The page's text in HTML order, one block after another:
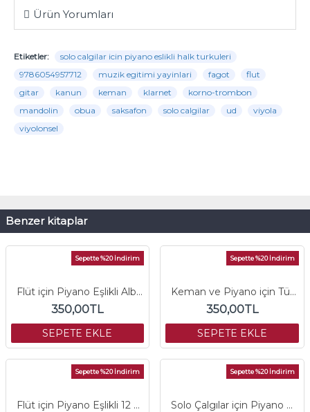
Ürün Yorumları
Etiketler:
solo calgilar icin piyano eslikli halk turkuleri
9786054957712
muzik egitimi yayinlari fagot
flut
gitar
kanun keman klarnet
korno-trombon
mandolin
obua saksafon solo calgilar ud
viyola
viyolonsel
Benzer kitaplar
Sepette %20 İndirim
Flüt için Piyano Eşlikli Albüm (PDF)
350,00TL
SEPETE EKLE
Sepette %20 İndirim
Keman ve Piyano için Türk Ezgileri
350,00TL
SEPETE EKLE
Sepette %20 İndirim
Flüt için Piyano Eşlikli 12 Türkü
Sepette %20 İndirim
Solo Çalgılar için Piyano Eşlikli Azeri Türküler